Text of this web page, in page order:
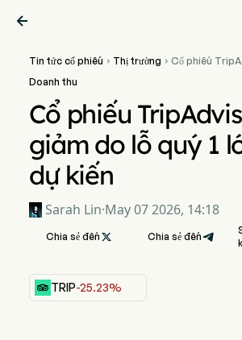

Tin tức cổ phiếu  Thị trường  Cổ phiếu
Doanh thu
Cổ phiếu
giảm do lỗ quý 1
dự kiến
Sarah Lin·May 07 2026, 14:18
Chia sẻ đến  Chia sẻ đến
TRIP-25.23%